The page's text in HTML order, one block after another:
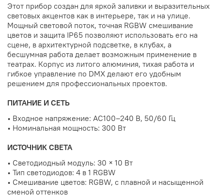
Этот прибор создан для яркой заливки и выразительных
световых акцентов как в интерьере, так и на улице.
Мощный световой поток, точная RGBW смешивание
цветов и защитa IP65 позволяют использовать его на
сцене, в архитектурной подсветке, в клубах, а
бесшумная работа делает возможным применение в
театрах. Корпус из литого алюминия, тихая работа и
гибкое управление по DMX делают его удобным
решением для профессиональных проектов.
ПИТАНИЕ И СЕТЬ
• Входное напряжение: AC100–240 В, 50/60 Гц
• Номинальная мощность: 300 Вт
ИСТОЧНИК СВЕТА
• Светодиодный модуль: 30 × 10 Вт
• Тип светодиодов: 4 в 1 RGBW
• Смешивание цветов: RGBW, с плавной и насыщенной
сменой оттенков